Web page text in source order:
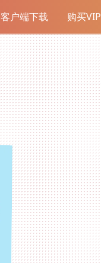
客户端下载 购买VIP